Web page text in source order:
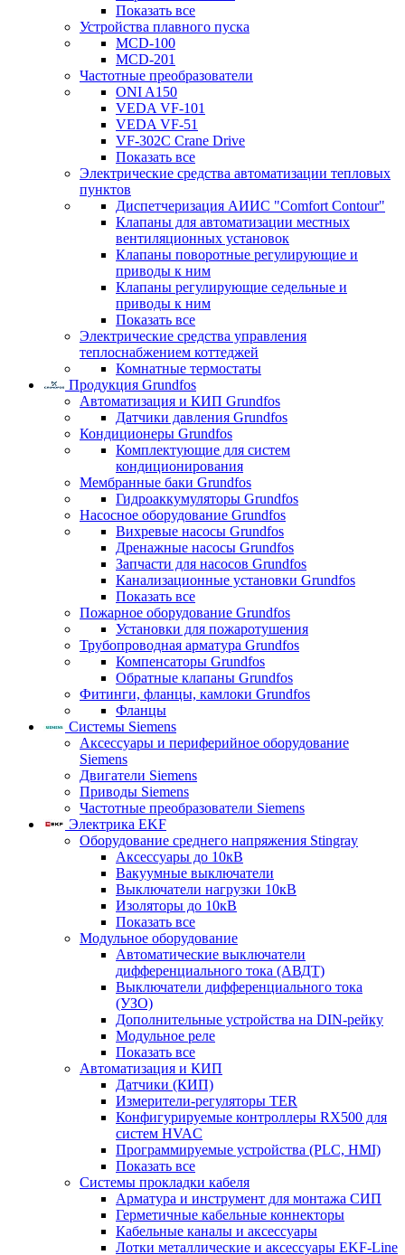
Показать все
Устройства плавного пуска
MCD-100
MCD-201
Частотные преобразователи
ONI A150
VEDA VF-101
VEDA VF-51
VF-302C Crane Drive
Показать все
Электрические средства автоматизации тепловых
пунктов
Диспетчеризация АИИС "Comfort Contour"
Клапаны для автоматизации местных
вентиляционных установок
Клапаны поворотные регулирующие и
приводы к ним
Клапаны регулирующие седельные и
приводы к ним
Показать все
Электрические средства управления
теплоснабжением коттеджей
Комнатные термостаты
Продукция Grundfos
Автоматизация и КИП Grundfos
Датчики давления Grundfos
Кондиционеры Grundfos
Комплектующие для систем
кондиционирования
Мембранные баки Grundfos
Гидроаккумуляторы Grundfos
Насосное оборудование Grundfos
Вихревые насосы Grundfos
Дренажные насосы Grundfos
Запчасти для насосов Grundfos
Канализационные установки Grundfos
Показать все
Пожарное оборудование Grundfos
Установки для пожаротушения
Трубопроводная арматура Grundfos
Компенсаторы Grundfos
Обратные клапаны Grundfos
Фитинги, фланцы, камлоки Grundfos
Фланцы
Системы Siemens
Аксессуары и периферийное оборудование
Siemens
Двигатели Siemens
Приводы Siemens
Частотные преобразователи Siemens
Электрика EKF
Оборудование среднего напряжения Stingray
Аксессуары до 10кВ
Вакуумные выключатели
Выключатели нагрузки 10кВ
Изоляторы до 10кВ
Показать все
Модульное оборудование
Автоматические выключатели
дифференциального тока (АВДТ)
Выключатели дифференциального тока
(УЗО)
Дополнительные устройства на DIN-рейку
Модульное реле
Показать все
Автоматизация и КИП
Датчики (КИП)
Измерители-регуляторы TER
Конфигурируемые контроллеры RX500 для
систем HVAC
Программируемые устройства (PLC, HMI)
Показать все
Системы прокладки кабеля
Арматура и инструмент для монтажа СИП
Герметичные кабельные коннекторы
Кабельные каналы и аксессуары
Лотки металлические и аксессуары EKF-Line